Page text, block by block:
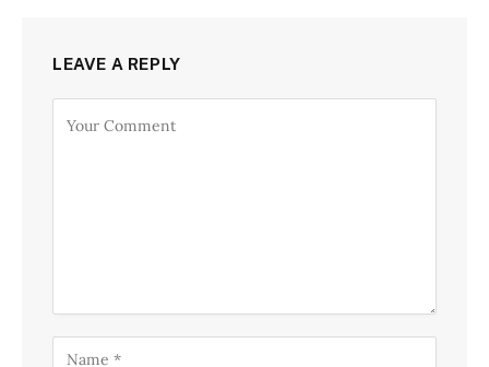
LEAVE A REPLY